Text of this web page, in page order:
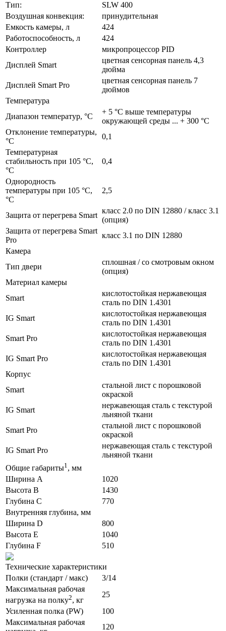
Тип: SLW 400
Воздушная конвекция:
принудительная
Емкость камеры, л
424
Работоспособность, л
424
Контроллер
микропроцессор PID
Дисплей Smart
цветная сенсорная панель 4,3
дюйма
Дисплей Smart Pro
цветная сенсорная панель 7
дюймов
Температура
Диапазон температур, °C
+ 5 °C выше температуры
окружающей среды ... + 300 °C
Отклонение температуры,
°C
0,1
Температурная
стабильность при 105 °C,
°C
0,4
Однородность
температуры при 105 °C,
°C
2,5
Защита от перегрева Smart
класс 2.0 по DIN 12880 / класс 3.1
(опция)
Защита от перегрева Smart
Pro
класс 3.1 по DIN 12880
Камера
Тип двери
сплошная / со смотровым окном
(опция)
Материал камеры
Smart
кислотостойкая нержавеющая
сталь по DIN 1.4301
IG Smart
кислотостойкая нержавеющая
сталь по DIN 1.4301
Smart Pro
кислотостойкая нержавеющая
сталь по DIN 1.4301
IG Smart Pro
кислотостойкая нержавеющая
сталь по DIN 1.4301
Корпус
Smart
стальной лист с порошковой
окраской
IG Smart
нержавеющая сталь с текстурой
льняной ткани
Smart Pro
стальной лист с порошковой
окраской
IG Smart Pro
нержавеющая сталь с текстурой
льняной ткани
Общие габариты1, мм
Ширина A
1020
Высота B
1430
Глубина C
770
Внутренняя глубина, мм
Ширина D
800
Высота E
1040
Глубина F
510
Технические характеристики
Полки (стандарт / макс)
3/14
Максимальная рабочая
нагрузка на полку2, кг
25
Усиленная полка (PW)
100
Максимальная рабочая
120